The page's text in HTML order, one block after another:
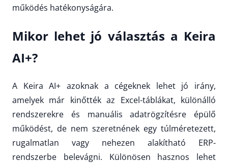
működés hatékonyságára.
Mikor lehet jó választás a Keira
AI+?
A Keira AI+ azoknak a cégeknek lehet jó irány,
amelyek már kinőtték az Excel-táblákat, különálló
rendszerekre és manuális adatrögzítésre épülő
működést, de nem szeretnének egy túlméretezett,
rugalmatlan vagy nehezen alakítható ERP-
rendszerbe belevágni. Különösen hasznos lehet